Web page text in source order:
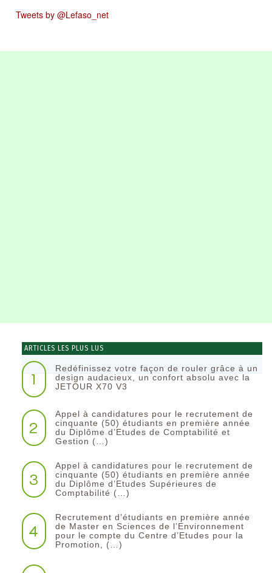
Tweets by @Lefaso_net
ARTICLES LES PLUS LUS
1
Redéfinissez votre façon de rouler grâce à un
design audacieux, un confort absolu avec la
JETOUR X70 V3
2
Appel à candidatures pour le recrutement de
cinquante (50) étudiants en première année
du Diplôme d’Etudes de Comptabilité et
Gestion (…)
3
Appel à candidatures pour le recrutement de
cinquante (50) étudiants en première année
du Diplôme d’Etudes Supérieures de
Comptabilité (…)
4
Recrutement d’étudiants en première année
de Master en Sciences de l’Environnement
pour le compte du Centre d’Etudes pour la
Promotion, (…)